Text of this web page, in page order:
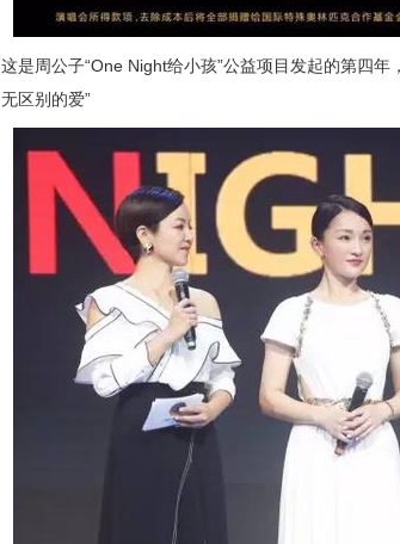
这是周公子“One Night给小孩”公益项目发起的第四
无区别的爱”